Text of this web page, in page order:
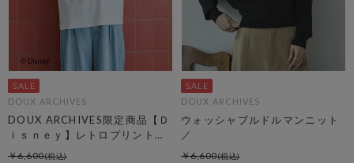
DOUX ARCHIVES
DOUX ARCHIVES限定商品【Ｄ
ｉｓｎｅｙ】レトロプリントＴ
ｅｅ
￥6,600
DOUX ARCHIVES
ウォッシャブルドルマンニット
／
￥6,600